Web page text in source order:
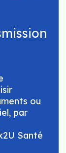
ou
par
Santé